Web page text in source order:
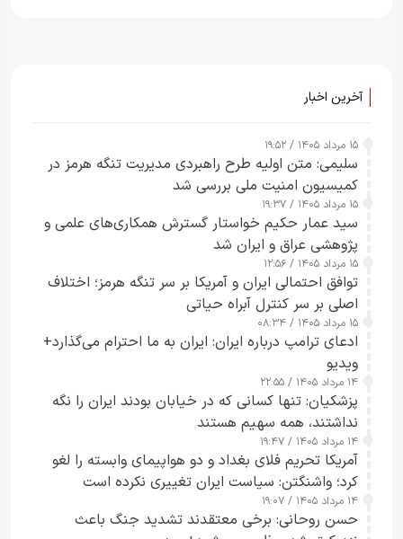
آخرین اخبار
۱۵ مرداد ۱۴۰۵ / ۱۹:۵۲
سلیمی: متن اولیه طرح راهبردی مدیریت تنگه هرمز در
کمیسیون امنیت ملی بررسی شد
۱۵ مرداد ۱۴۰۵ / ۱۹:۳۷
سید عمار حکیم خواستار گسترش همکاری‌های علمی و
پژوهشی عراق و ایران شد
۱۵ مرداد ۱۴۰۵ / ۱۲:۵۶
توافق احتمالی ایران و آمریکا بر سر تنگه هرمز؛ اختلاف
اصلی بر سر کنترل آبراه حیاتی
۱۵ مرداد ۱۴۰۵ / ۰۸:۳۴
ادعای ترامپ درباره ایران: ایران به ما احترام می‌گذارد+
ویدیو
۱۴ مرداد ۱۴۰۵ / ۲۲:۵۵
پزشکیان: تنها کسانی که در خیابان بودند ایران را نگه
نداشتند، همه سهیم هستند
۱۴ مرداد ۱۴۰۵ / ۱۹:۴۷
آمریکا تحریم فلای بغداد و دو هواپیمای وابسته را لغو
کرد؛ واشنگتن: سیاست ایران تغییری نکرده است
۱۴ مرداد ۱۴۰۵ / ۱۹:۰۷
حسن روحانی: برخی معتقدند تشدید جنگ باعث